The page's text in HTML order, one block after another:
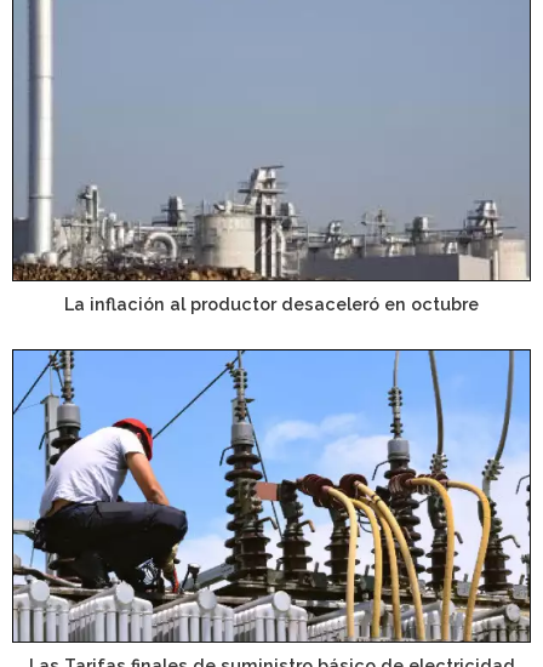
La inflación al productor desaceleró en octubre